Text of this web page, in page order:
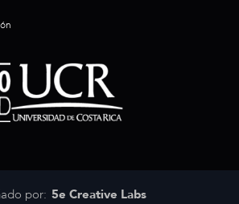
por: 5e Creative Labs